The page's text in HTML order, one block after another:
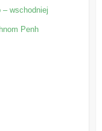
– wschodniej
Penh